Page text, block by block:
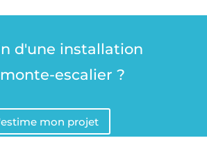
d'une installation
escalier ?
mon projet